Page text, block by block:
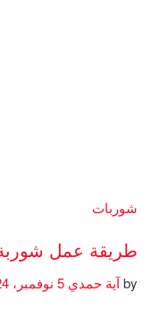
شوربات
طريقة عمل
byآية حمدي